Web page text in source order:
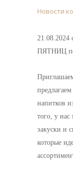
Новости
21.08.2024
ПЯТНИЦ по
напитков
того, у
закуски и
которые